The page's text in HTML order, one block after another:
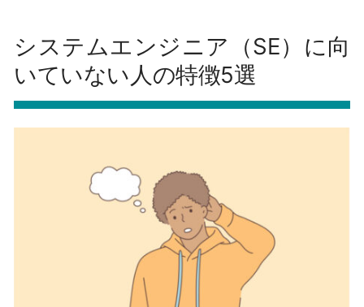
システムエンジニア（SE）に向
いていない人の特徴5選